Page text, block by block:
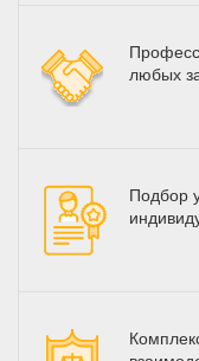
любых
Подбор